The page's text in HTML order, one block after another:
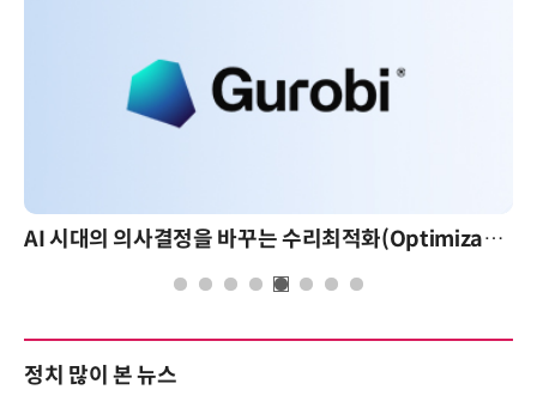
AI 시대의 의사결정을 바꾸는 수리최적화(Optimization): 실제 산업 적용 사례와 활용 전략
정치 많이 본 뉴스